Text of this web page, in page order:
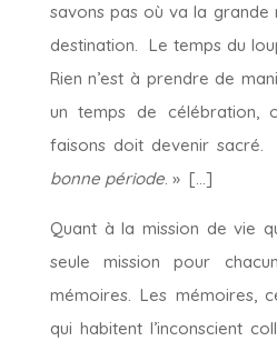
savons pas où va la grande
destination. Le temps du
Rien n’est à prendre de
un temps de célébration,
faisons doit devenir sacré.
bonne période. » […]
Quant à la mission de vie
seule mission pour
mémoires. Les mémoires,
qui habitent l’inconscient